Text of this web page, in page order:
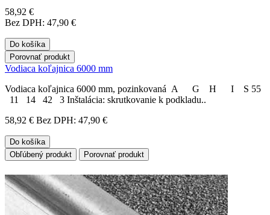
58,92 €
Bez DPH: 47,90 €
Do košíka
Porovnať produkt
Vodiaca koľajnica 6000 mm
Vodiaca koľajnica 6000 mm, pozinkovaná A G H I S 55
11 14 42 3 Inštalácia: skrutkovanie k podkladu..
58,92 € Bez DPH: 47,90 €
Do košíka
Obľúbený produkt
Porovnať produkt